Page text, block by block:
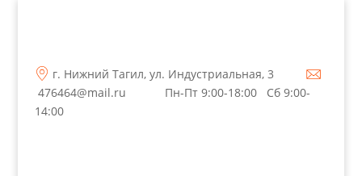
г. Нижний Тагил, ул. Индустриальная, 3
476464@mail.ru
Пн-Пт 9:00-18:00 Сб 9:00-
14:00